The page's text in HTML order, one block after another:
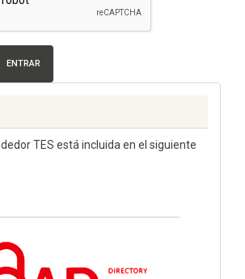
ENTRAR
TES está incluida en el siguiente